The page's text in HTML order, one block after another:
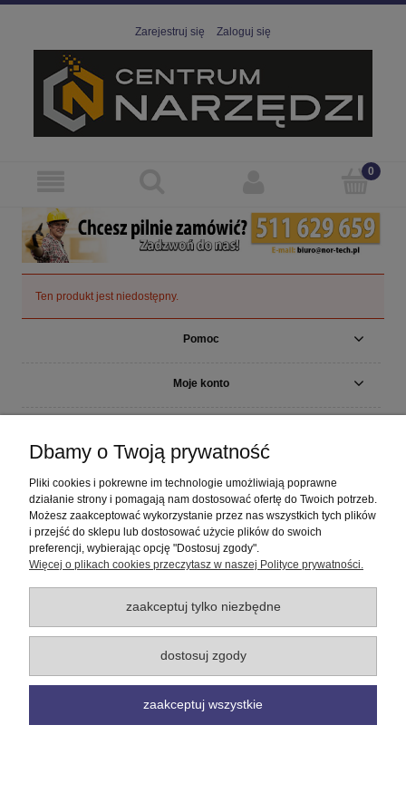
Zarejestruj się Zaloguj się
Ten produkt jest niedostępny.
Pomoc
Moje konto
O nas
pokaż pełną wersję strony
Sklep internetowy Shoper Premium
Dbamy o Twoją prywatność
Pliki cookies i pokrewne im technologie umożliwiają poprawne
działanie strony i pomagają nam dostosować ofertę do Twoich potrzeb.
Możesz zaakceptować wykorzystanie przez nas wszystkich tych plików
i przejść do sklepu lub dostosować użycie plików do swoich
preferencji, wybierając opcję "Dostosuj zgody".
Więcej o plikach cookies przeczytasz w naszej Polityce prywatności.
zaakceptuj tylko niezbędne
dostosuj zgody
zaakceptuj wszystkie